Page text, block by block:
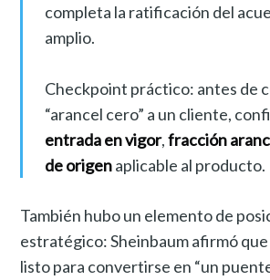
completa la ratificación del
amplio.
Checkpoint práctico: antes de
“arancel cero” a un cliente,
entrada en vigor,fracción
de origenaplicable al producto.
También hubo un elemento de
estratégico: Sheinbaum afirmó
listo para convertirse en “un